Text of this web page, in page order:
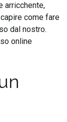
arricchente,
come fare
dal nostro.
online